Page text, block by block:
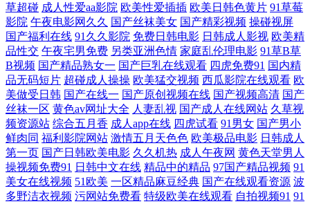
网亚洲 偷拍白拍青青草 人妻操操 久久午夜神器 超碰在线视屏 91精品娱乐
avtt香蕉久久 尤物视频网 视频在线91 久久伊人在线视频 国产精品撸色网
色先锋AV 欧美色综合网 国产在线A秀秀 91线上 午夜剧场91 91成人视频18
午夜剧场亚洲 欧美色图20p 黄色上床网站 欧美成人99密芽 影音先锋黑丝
日韩无码狼友 狼友TV在线观看 国产精品日韩 韩国无码黄 国产人妖ts伪娘
东方四虎影院 91N视频网z 韩日性爱网站 大香蕉精品A片 91青青碰 天天干
草超碰 成人性爱aa影院 欧美性爱插插 欧美日韩色黄片 91草莓
影院 午夜电影网久久 国产丝袜美女 国产精彩视频 操碰视屏
国产福利在线 91久久影院 免费日韩电影 日韩成人影视 欧美精
品性交 午夜宅男免费 另类亚洲色情 家庭乱伦理电影 91草B草
B视频 国产精品熟女一 国产巨乳在线观看 四虎免费91 国内精
品无码短片 超碰成人操操 欧美猛交视频 西瓜影院在线观看 欧
美做受日韩 国产在线一 国产原创视频在线 国产视频高清 国产
丝袜一区 黄色av网址大全 人妻乱视 国产成人在线网站 久草视
频资源站 综合五月香 成人app在线 四虎试看 91男女 国产男小
鲜肉同 福利影院网站 激情五月天色色 欧美极品电影 日韩成人
第一页 国产日韩欧美电影 久久机热 成人午夜网 黄色天堂男人
操视频免费91 日韩中文在线 精品中的精品 97国产精品视频 91
美女在线视频 51欧美 一区精品麻豆经典 国产在线观看资源 波
多野洁衣视频 污网站免费看 特级欧美在线观看 自拍视频91 91